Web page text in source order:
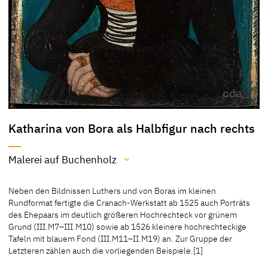
Katharina von Bora als Halbfigur nach rechts
Malerei auf Buchenholz
Malerei auf Buchenholz
[Ausst.-Kat. Düsseldorf 2017, Nr. 156, 157]
Neben den Bildnissen Luthers und von Boras im kleinen
Rundformat fertigte die Cranach-Werkstatt ab 1525 auch Porträts
des Ehepaars im deutlich größeren Hochrechteck vor grünem
Grund (III.M7–III.M10) sowie ab 1526 kleinere hochrechteckige
Tafeln mit blauem Fond (III.M11–II.M19) an. Zur Gruppe der
Letzteren zählen auch die vorliegenden Beispiele.[1]